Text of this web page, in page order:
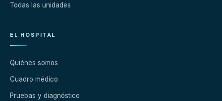
Todas las unidades
EL HOSPITAL
Quiénes somos
Cuadro médico
Pruebas y diagnóstico